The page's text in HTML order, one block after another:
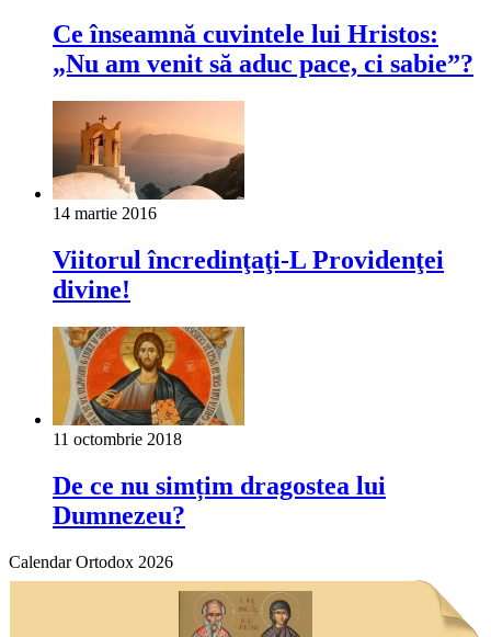
Ce înseamnă cuvintele lui Hristos:
„Nu am venit să aduc pace, ci sabie”?
14 martie 2016
Viitorul încredinţaţi-L Providenţei
divine!
11 octombrie 2018
De ce nu simțim dragostea lui
Dumnezeu?
Calendar Ortodox 2026